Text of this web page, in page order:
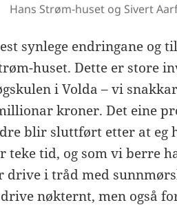
Hans Strøm-huset og Sivert
synlege endringane og
huset. Dette er store
i Volda – vi
kroner. Det eine
blir sluttført etter at eg
teke tid, og som vi berre
drive i tråd med
nøkternt, men også